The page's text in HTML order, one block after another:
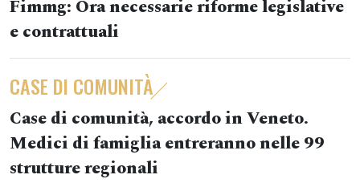
Fimmg: Ora necessarie riforme legislative
e contrattuali
CASE DI COMUNITÀ
Case di comunità, accordo in Veneto.
Medici di famiglia entreranno nelle 99
strutture regionali